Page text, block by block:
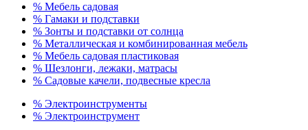
% Мебель садовая
% Гамаки и подставки
% Зонты и подставки от солнца
% Металлическая и комбинированная мебель
% Мебель садовая пластиковая
% Шезлонги, лежаки, матрасы
% Садовые качели, подвесные кресла
% Электроинструменты
% Электроинструмент